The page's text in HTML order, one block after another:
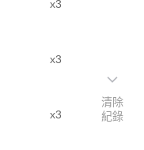
x3
x3
x3
清除
紀錄